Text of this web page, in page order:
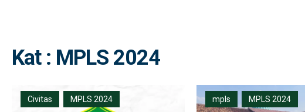
Kat : MPLS 2024
Civitas MPLS 2024 mpls MPLS 2024